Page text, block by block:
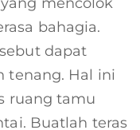
bahagia.
dapat
tenang. Hal ini
ruang tamu
Buatlah teras